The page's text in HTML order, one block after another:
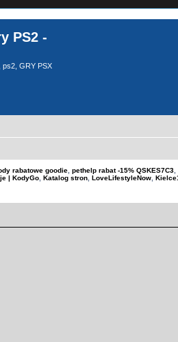
PS2 -
ps2, GRY PSX
rabatowe goodie pethelp rabat -15% QSKES7C3
| KodyGo Katalog stron LoveLifestyleNow